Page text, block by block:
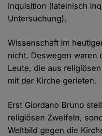
Inquisition (lateinisch
Untersuchung).
Wissenschaft im
nicht. Deswegen waren
Leute, die aus
mit der Kirche gerieten.
Erst Giordano Bruno
religiösen Zweifeln,
Weltbild gegen die